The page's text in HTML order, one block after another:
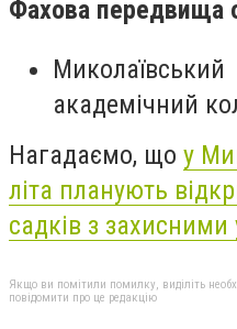
Фахова передвища
академічний
Нагадаємо, що у
літа планують
садків з
Якщо ви помітили помилку, виділіть
повідомити про це редакцію